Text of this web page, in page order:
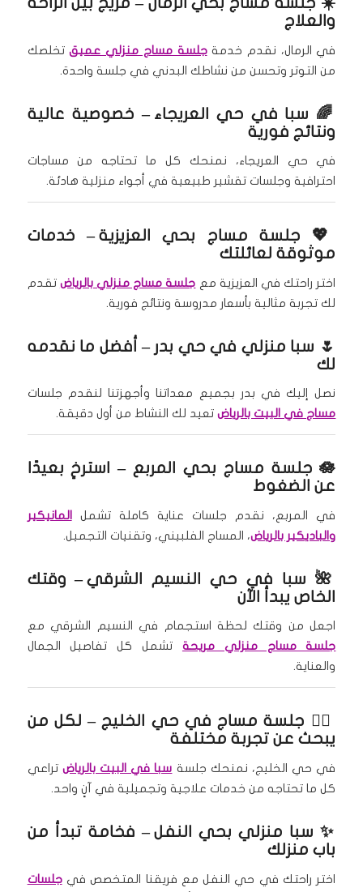
والعلاج
في الرمال، نقدم خدمةجلسة مساج منزلي عميقتخلصك
من التوتر وتحسن من نشاطك البدني في جلسة واحدة.
🌈 سبا في حي العريجاء – خصوصية عالية
ونتائج فورية
في حي العريجاء، نمنحك كل ما تحتاجه من مساجات
احترافية وجلسات تقشير طبيعية في أجواء منزلية هادئة.
💖 جلسة مساج بحي العزيزية– خدمات
موثوقة لعائلتك
اختر راحتك في العزيزية مع جلسة مساج منزلي بالرياض تقدم
لك تجربة مثالية بأسعار مدروسة ونتائج فورية.
🌷 سبا منزلي في حي بدر – أفضل ما نقدمه
لك
نصل إليك في بدر بجميع معداتنا وأجهزتنا لنقدم جلسات
مساج في البيت بالرياضتعيد لك النشاط من أول دقيقة.
🪷 جلسة مساج بحي المربع – استرخِ بعيدًا
عن الضغوط
في المربع، نقدم جلسات عناية كاملة تشمل
المانيكير
والباديكير بالرياض، المساج الفلبيني، وتقنيات التجميل.
🌺 سبا في حي النسيم الشرقي– وقتك
الخاص يبدأ الآن
اجعل من وقتك لحظة استجمام في النسيم الشرقي مع
جلسة مساج منزلي مريحة تشمل كل تفاصيل الجمال
والعناية.
🧘‍♂️ جلسة مساج في حي الخليج – لكل من
يبحث عن تجربة مختلفة
في حي الخليج، نمنحك جلسة سبا في البيت بالرياض تراعي
كل ما تحتاجه من خدمات علاجية وتجميلية في آنٍ واحد.
✨ سبا منزلي بحي النفل– فخامة تبدأ من
باب منزلك
اختر راحتك في حي النفل مع فريقنا المتخصص فيجلسات